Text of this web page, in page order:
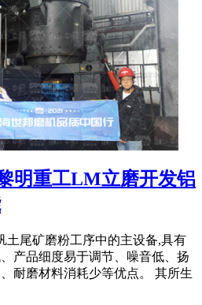
明重工LM立磨开发铝
土尾矿磨粉工序中的主设备,具有
产品细度易于调节、噪音低、扬
耐磨材料消耗少等优点。 其所生